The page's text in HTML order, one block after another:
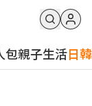
包親子生活日韓